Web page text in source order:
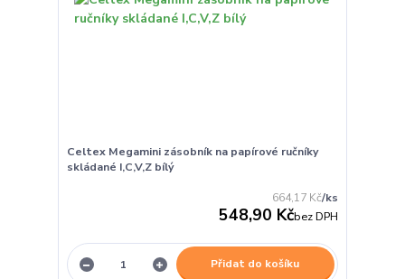
Celtex Megamini zásobník na papírové ručníky
skládané I,C,V,Z bílý
664,17 Kč/ks
548,90 Kčbez DPH
Přidat do košíku